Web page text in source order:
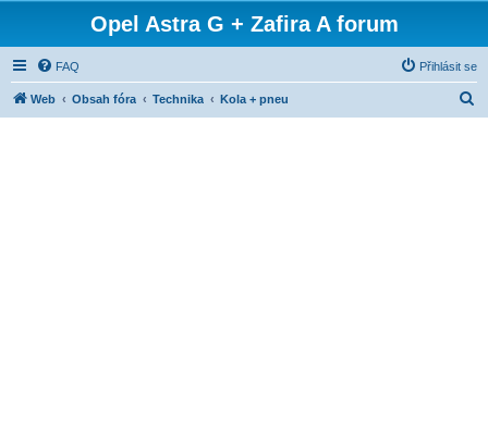
Opel Astra G + Zafira A forum
FAQ Přihlásit se
Web Obsah fóra Technika Kola + pneu